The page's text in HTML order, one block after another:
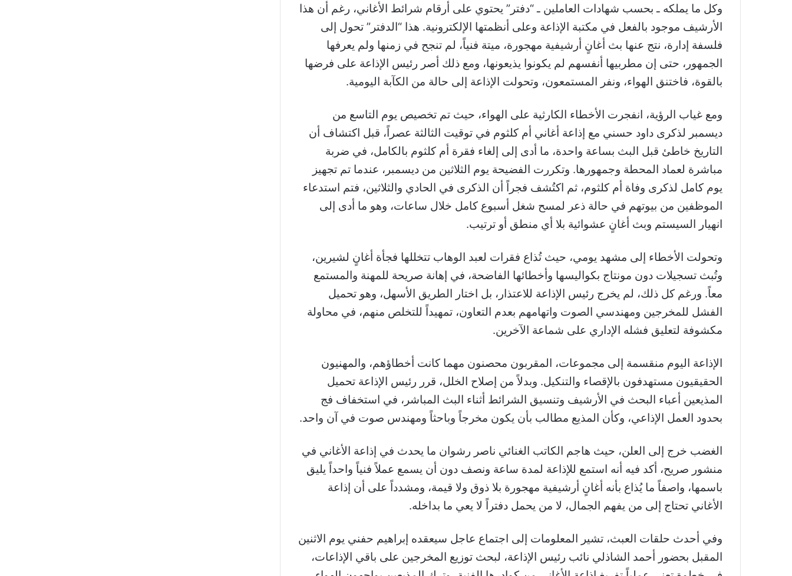
وكل ما يملكه ـ بحسب شهادات العاملين ـ “دفتر” يحتوي على أرقام شرائط الأغاني، رغم أن هذا
الأرشيف موجود بالفعل في مكتبة الإذاعة وعلى أنظمتها الإلكترونية. هذا “الدفتر” تحول إلى
فلسفة إدارة، نتج عنها بث أغانٍ أرشيفية مهجورة، ميتة فنياً، لم تنجح في زمنها ولم يعرفها
الجمهور، حتى إن مطربيها أنفسهم لم يكونوا يذيعونها، ومع ذلك أصر رئيس الإذاعة على فرضها
بالقوة، فاختنق الهواء، ونفر المستمعون، وتحولت الإذاعة إلى حالة من الكآبة اليومية.
ومع غياب الرؤية، انفجرت الأخطاء الكارثية على الهواء، حيث تم تخصيص يوم التاسع من
ديسمبر لذكرى داود حسني مع إذاعة أغاني أم كلثوم في توقيت الثالثة عصراً، قبل اكتشاف أن
التاريخ خاطئ قبل البث بساعة واحدة، ما أدى إلى إلغاء فقرة أم كلثوم بالكامل، في ضربة
مباشرة لعماد المحطة وجمهورها. وتكررت الفضيحة يوم الثلاثين من ديسمبر، عندما تم تجهيز
يوم كامل لذكرى وفاة أم كلثوم، ثم اكتُشف فجراً أن الذكرى في الحادي والثلاثين، فتم استدعاء
الموظفين من بيوتهم في حالة ذعر لمسح شغل أسبوع كامل خلال ساعات، وهو ما أدى إلى
انهيار السيستم وبث أغانٍ عشوائية بلا أي منطق أو ترتيب.
وتحولت الأخطاء إلى مشهد يومي، حيث تُذاع فقرات لعبد الوهاب تتخللها فجأة أغانٍ لشيرين،
وتُبث تسجيلات دون مونتاج بكواليسها وأخطائها الفاضحة، في إهانة صريحة للمهنة والمستمع
معاً. ورغم كل ذلك، لم يخرج رئيس الإذاعة للاعتذار، بل اختار الطريق الأسهل، وهو تحميل
الفشل للمخرجين ومهندسي الصوت واتهامهم بعدم التعاون، تمهيداً للتخلص منهم، في محاولة
مكشوفة لتعليق فشله الإداري على شماعة الآخرين.
الإذاعة اليوم منقسمة إلى مجموعات، المقربون محصنون مهما كانت أخطاؤهم، والمهنيون
الحقيقيون مستهدفون بالإقصاء والتنكيل. وبدلاً من إصلاح الخلل، قرر رئيس الإذاعة تحميل
المذيعين أعباء البحث في الأرشيف وتنسيق الشرائط أثناء البث المباشر، في استخفاف فج
بحدود العمل الإذاعي، وكأن المذيع مطالب بأن يكون مخرجاً وباحثاً ومهندس صوت في آن واحد.
الغضب خرج إلى العلن، حيث هاجم الكاتب الغنائي ناصر رشوان ما يحدث في إذاعة الأغاني في
منشور صريح، أكد فيه أنه استمع للإذاعة لمدة ساعة ونصف دون أن يسمع عملاً فنياً واحداً يليق
باسمها، واصفاً ما يُذاع بأنه أغانٍ أرشيفية مهجورة بلا ذوق ولا قيمة، ومشدداً على أن إذاعة
الأغاني تحتاج إلى من يفهم الجمال، لا من يحمل دفتراً لا يعي ما بداخله.
وفي أحدث حلقات العبث، تشير المعلومات إلى اجتماع عاجل سيعقده إبراهيم حفني يوم الاثنين
المقبل بحضور أحمد الشاذلي نائب رئيس الإذاعة، لبحث توزيع المخرجين على باقي الإذاعات،